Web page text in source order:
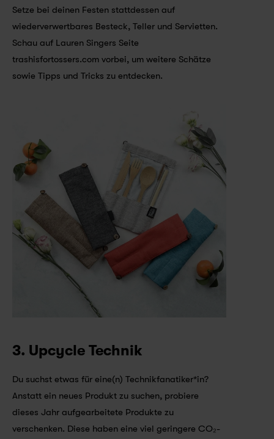
Setze bei deinen Festen stattdessen auf
wiederverwertbares Besteck, Teller und Servietten.
Schau auf Lauren Singers Seite
trashisfortossers.com vorbei, um weitere Schätze
sowie Tipps und Tricks zu entdecken.
3. Upcycle Technik
Du suchst etwas für eine(n) Technikfanatiker*in?
Anstatt ein neues Produkt zu suchen, probiere
dieses Jahr aufgearbeitete Produkte zu
verschenken. Diese haben eine viel geringere CO₂-